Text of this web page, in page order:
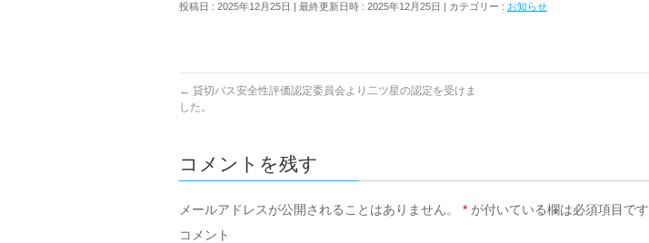
投稿日 : 2025年12月25日 最終更新日時 : 2025年12月25日 カテゴリー : お知らせ
← 貸切バス安全性評価認定委員会より二ツ星の認定を受けま
した。
コメントを残す
メールアドレスが公開されることはありません。 * が付いている欄は必須項目です
コメント